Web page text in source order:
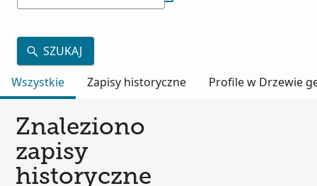
SZUKAJ
Wszystkie
Zapisy historyczne Profile w Drzewie
Znaleziono
zapisy
historyczne